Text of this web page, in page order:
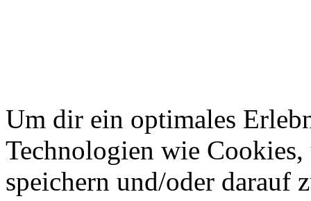
Um dir ein optimales
Technologien wie
speichern und/oder darauf